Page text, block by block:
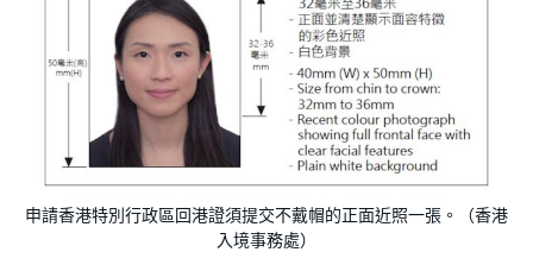
申請香港特別行政區回港證須提交不戴帽的正面近照一張。（香港
入境事務處）